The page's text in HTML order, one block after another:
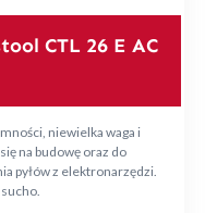
CTL 26 E AC
niewielka waga i
na budowę oraz do
pyłów z elektronarzędzi.